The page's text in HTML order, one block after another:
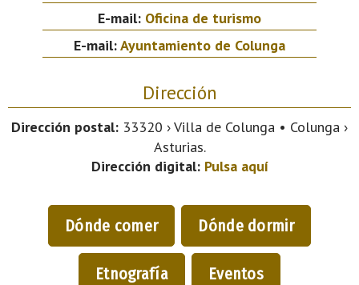
E-mail: Oficina de turismo
E-mail:Ayuntamiento de Colunga
Dirección
Dirección postal: 33320 › Villa de Colunga • Colunga ›
Asturias.
Dirección digital: Pulsa aquí
Dónde comer Dónde dormir
Etnografía Eventos